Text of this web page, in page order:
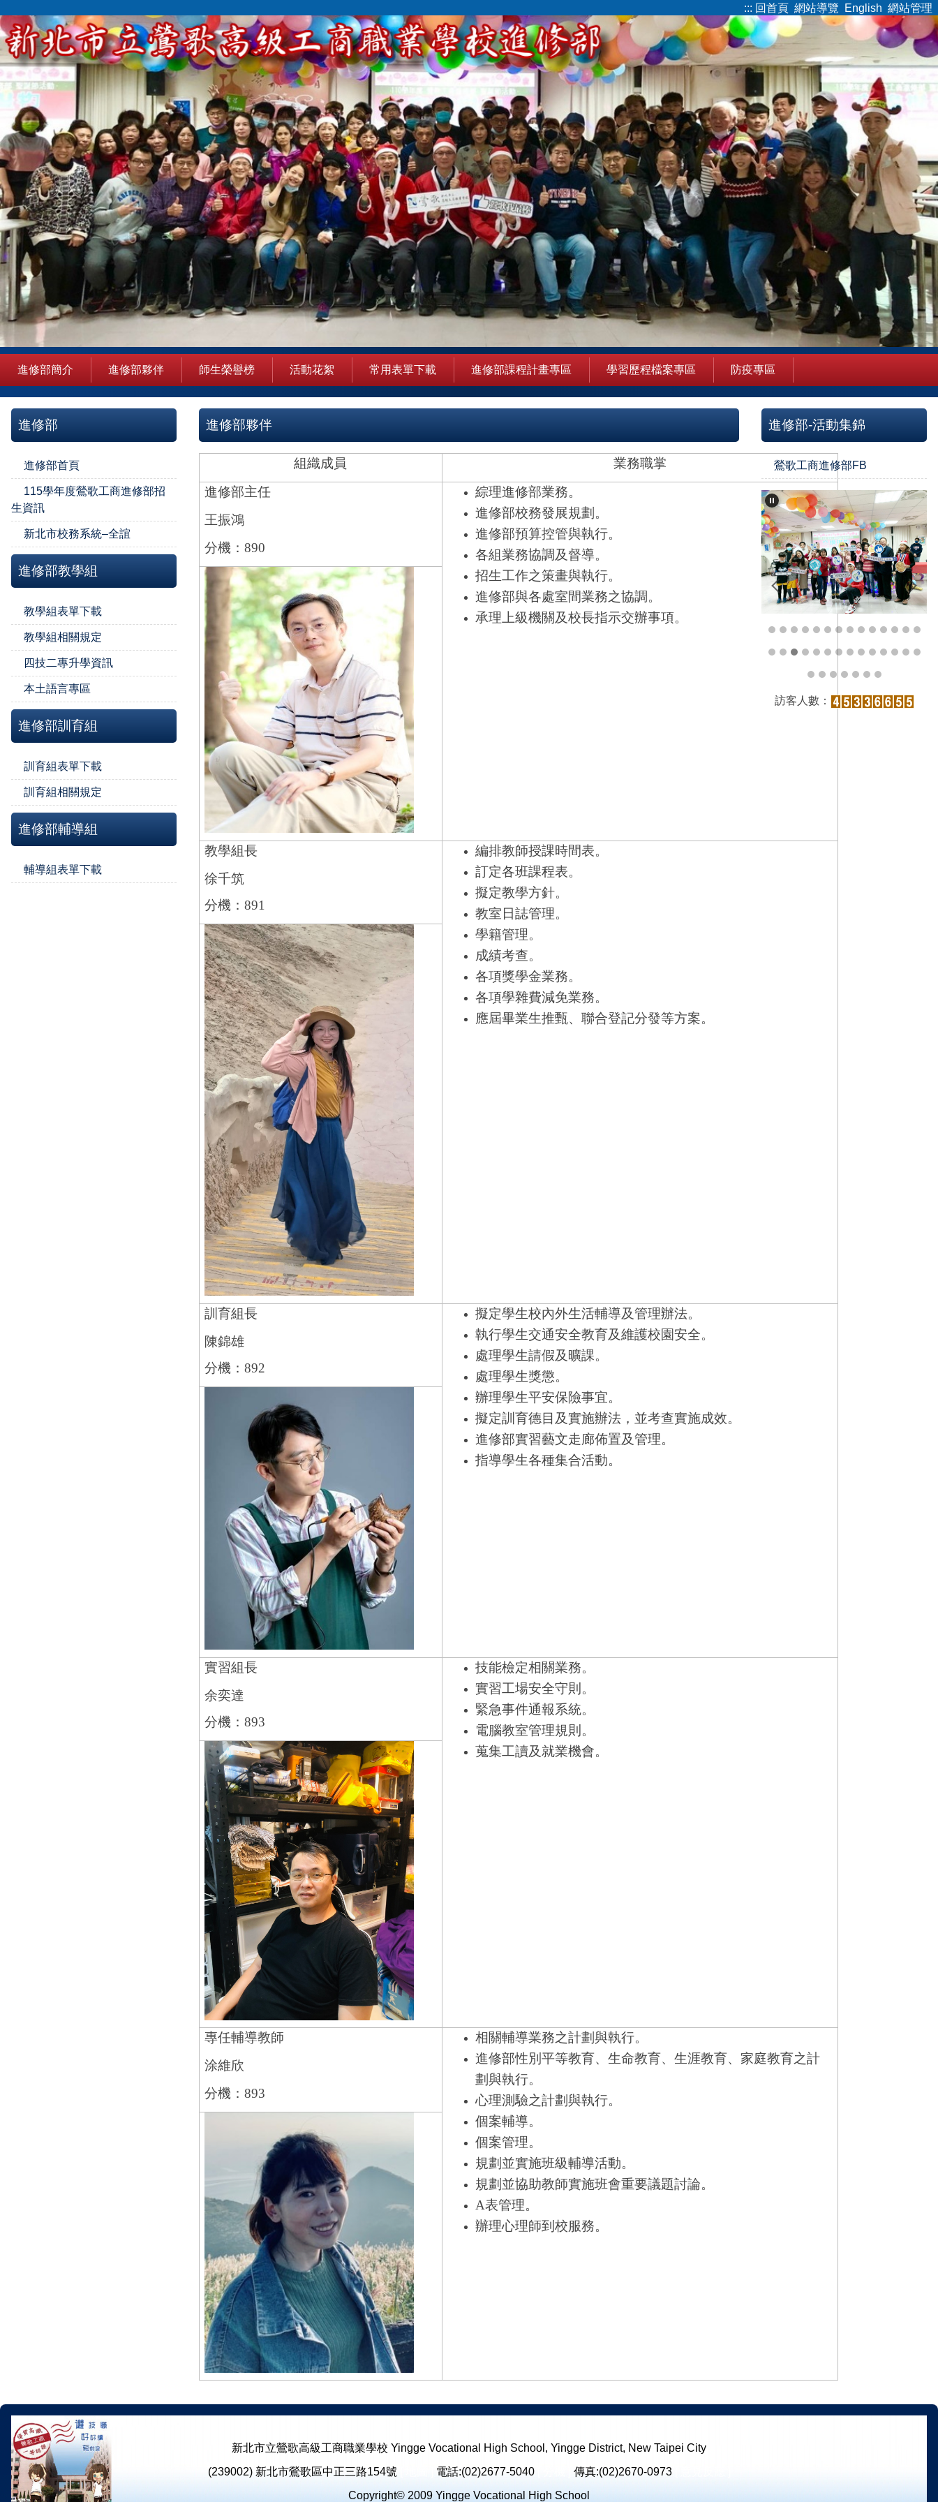
到
主
要
內
容
區
::: 回首頁 網站導覽 English 網站管理
進修部簡介 進修部夥伴 師生榮譽榜 活動花絮 常用表單下載 進修部課程計畫專區 學習歷程檔案專區 防疫專區
進修部
進修部首頁
115學年度鶯歌工商進修部招
生資訊
新北市校務系統–全誼
進修部教學組
教學組表單下載
教學組相關規定
四技二專升學資訊
本土語言專區
進修部訓育組
訓育組表單下載
訓育組相關規定
進修部輔導組
輔導組表單下載
進修部夥伴
組織成員
業務職掌
進修部主任
王振鴻
分機：890
綜理進修部業務。
進修部校務發展規劃。
進修部預算控管與執行。
各組業務協調及督導。
招生工作之策畫與執行。
進修部與各處室間業務之協調。
承理上級機關及校長指示交辦事項。
教學組長
徐千筑
分機：891
編排教師授課時間表。
訂定各班課程表。
擬定教學方針。
教室日誌管理。
學籍管理。
成績考查。
各項獎學金業務。
各項學雜費減免業務。
應屆畢業生推甄、聯合登記分發等方案。
訓育組長
陳錦雄
分機：892
擬定學生校內外生活輔導及管理辦法。
執行學生交通安全教育及維護校園安全。
處理學生請假及曠課。
處理學生獎懲。
辦理學生平安保險事宜。
擬定訓育德目及實施辦法，並考查實施成效。
進修部實習藝文走廊佈置及管理。
指導學生各種集合活動。
實習組長
余奕達
分機：893
技能檢定相關業務。
實習工場安全守則。
緊急事件通報系統。
電腦教室管理規則。
蒐集工讀及就業機會。
專任輔導教師
涂維欣
分機：893
相關輔導業務之計劃與執行。
進修部性別平等教育、生命教育、生涯教育、家庭教育之計
劃與執行。
心理測驗之計劃與執行。
個案輔導。
個案管理。
規劃並實施班級輔導活動。
規劃並協助教師實施班會重要議題討論。
A表管理。
辦理心理師到校服務。
進修部-活動集錦
鶯歌工商進修部FB
訪客人數：
新北市立鶯歌高級工商職業學校 Yingge Vocational High School, Yingge District, New Taipei City
(239002) 新北市鶯歌區中正三路154號
電話:(02)2677-5040 傳真:(02)2670-0973
Copyright© 2009 Yingge Vocational High School